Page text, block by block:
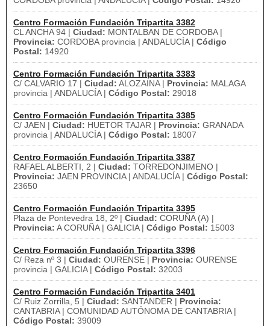
Centro Formación Fundación Tripartita 3382
CL ANCHA 94 | Ciudad: MONTALBAN DE CORDOBA |
Provincia: CORDOBA provincia | ANDALUCÍA | Código
Postal: 14920
Centro Formación Fundación Tripartita 3383
C/ CALVARIO 17 | Ciudad: ALOZAINA | Provincia: MALAGA
provincia | ANDALUCÍA | Código Postal: 29018
Centro Formación Fundación Tripartita 3385
C/ JAEN | Ciudad: HUETOR TAJAR | Provincia: GRANADA
provincia | ANDALUCÍA | Código Postal: 18007
Centro Formación Fundación Tripartita 3387
RAFAEL ALBERTI, 2 | Ciudad: TORREDONJIMENO |
Provincia: JAEN PROVINCIA | ANDALUCÍA | Código Postal:
23650
Centro Formación Fundación Tripartita 3395
Plaza de Pontevedra 18, 2º | Ciudad: CORUÑA (A) |
Provincia: A CORUÑA | GALICIA | Código Postal: 15003
Centro Formación Fundación Tripartita 3396
C/ Reza nº 3 | Ciudad: OURENSE | Provincia: OURENSE
provincia | GALICIA | Código Postal: 32003
Centro Formación Fundación Tripartita 3401
C/ Ruiz Zorrilla, 5 | Ciudad: SANTANDER | Provincia:
CANTABRIA | COMUNIDAD AUTÓNOMA DE CANTABRIA |
Código Postal: 39009